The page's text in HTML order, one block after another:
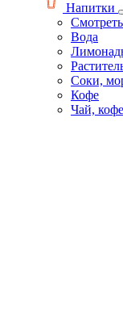
Напитки
Вода
Соки,
Кофе
Чай,